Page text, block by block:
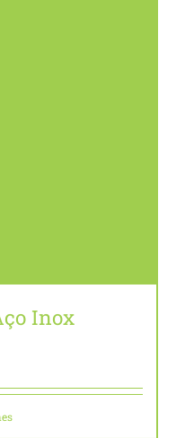
Inox